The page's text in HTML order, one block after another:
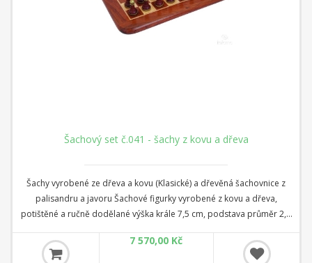
Šachový set č.041 - šachy z kovu a dřeva
Šachy vyrobené ze dřeva a kovu (Klasické) a dřevěná šachovnice z
palisandru a javoru Šachové figurky vyrobené z kovu a dřeva,
potištěné a ručně dodělané výška krále 7,5 cm, podstava průměr 2,5
rozměr 38 cm x 38 cm x 2 cm Čtverec: 4 cm
7 570,00 Kč